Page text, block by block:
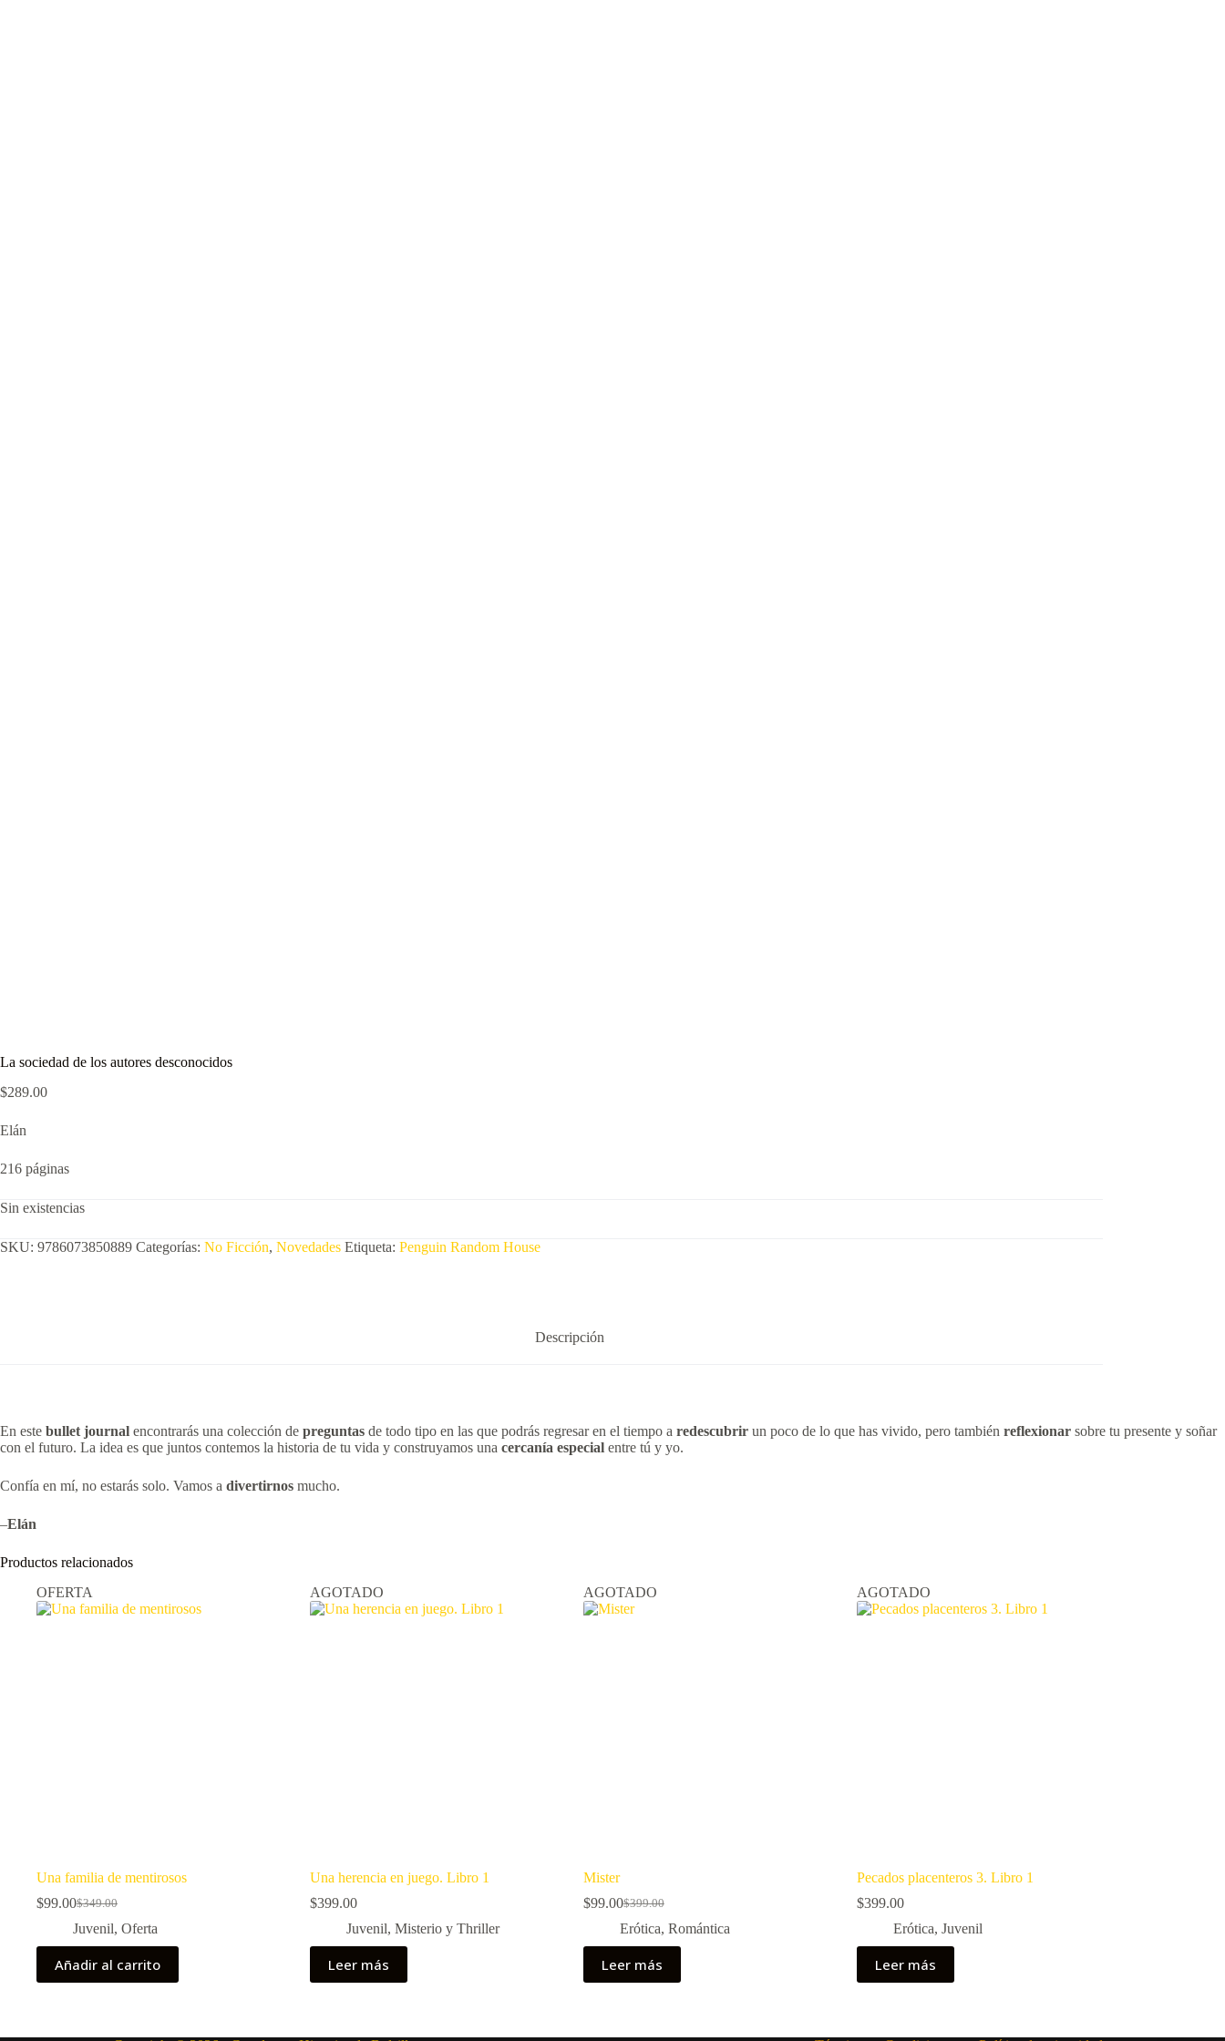
La sociedad de los autores desconocidos
$289.00
Elán
216 páginas
Sin existencias
SKU: 9786073850889 Categorías: No Ficción, Novedades Etiqueta: Penguin Random House
Descripción
En este bullet journal encontrarás una colección de preguntas de todo tipo en las que podrás regresar en el tiempo a redescubrir un poco de lo que has vivido, pero también reflexionar sobre tu presente y soñar
con el futuro. La idea es que juntos contemos la historia de tu vida y construyamos una cercanía especial entre tú y yo.
Confía en mí, no estarás solo. Vamos a divertirnos mucho.
–Elán
Productos relacionados
OFERTA
Una familia de mentirosos
$349.00
El
precio
original
era:
$99.00El
precio
actual
es:
Juvenil, Oferta
Añadir al carrito
AGOTADO
Una herencia en juego. Libro 1
$399.00
Juvenil, Misterio y Thriller
Leer más
AGOTADO
Mister
$399.00
El
precio
original
era:
$99.00El
precio
actual
es:
Erótica, Romántica
Leer más
AGOTADO
Pecados placenteros 3. Libro 1
$399.00
Erótica, Juvenil
Leer más